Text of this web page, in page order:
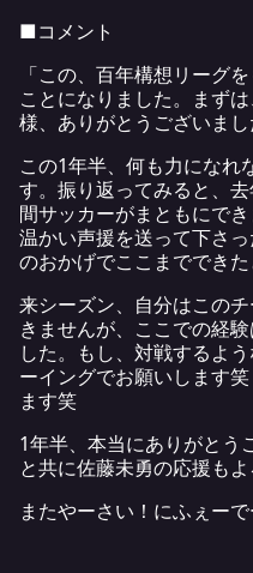
■コメント
「この、百年構想リーグ
ことになりました。まず
様、ありがとうございまし
この1年半、何も力になれ
す。振り返ってみると、
間サッカーがまともにで
温かい声援を送って下さ
のおかげでここまでできた
来シーズン、自分はこの
きませんが、ここでの経
した。もし、対戦するよ
ーイングでお願いします
ます笑
1年半、本当にありがとう
と共に佐藤未勇の応援も
またやーさい！にふぇーで